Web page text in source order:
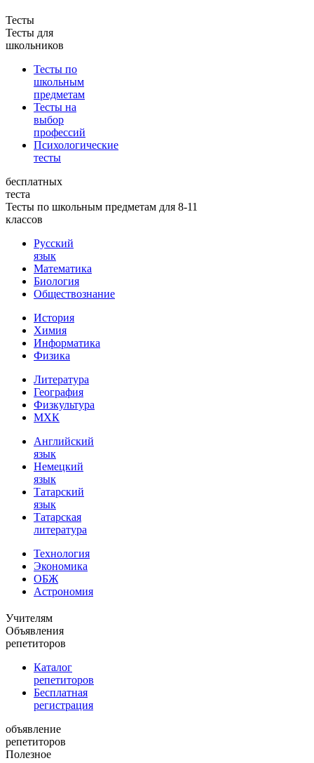
Тесты
Тесты для
школьников
Тесты по
школьным
предметам
Тесты на
выбор
профессий
Психологические
тесты
бесплатных
теста
Тесты по школьным предметам для 8-11
классов
Русский
язык
Математика
Биология
Обществознание
История
Химия
Информатика
Физика
Литература
География
Физкультура
МХК
Английский
язык
Немецкий
язык
Татарский
язык
Татарская
литература
Технология
Экономика
ОБЖ
Астрономия
Учителям
Объявления
репетиторов
Каталог
репетиторов
Бесплатная
регистрация
объявление
репетиторов
Полезное